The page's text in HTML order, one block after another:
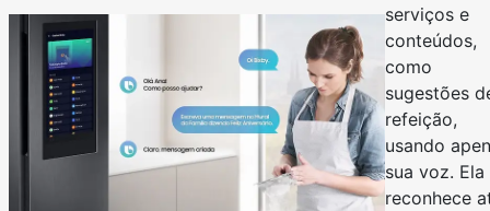
serviços e
conteúdos,
como
sugestões
refeição,
usando
sua voz. Ela
reconhece